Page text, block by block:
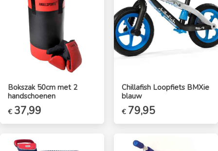
Bokszak 50cm met 2
handschoenen
€ 37,99
Chillafish Loopfiets BMXie
blauw
€ 79,95